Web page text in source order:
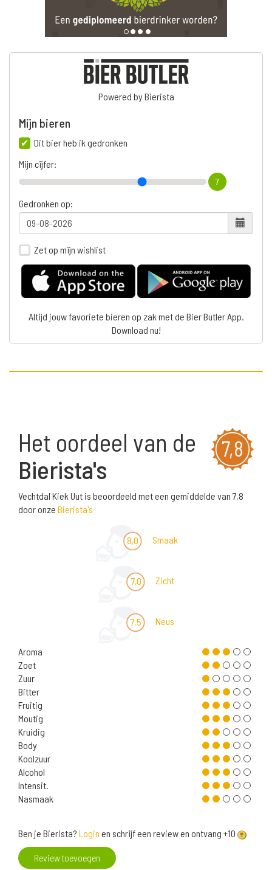
Powered by Bierista
Mijn bieren
Dit bier heb ik gedronken
Mijn cijfer:
7
Gedronken op:
Zet op mijn wishlist
Altijd jouw favoriete bieren op zak met de Bier Butler App.
Download nu!
7,8
Het oordeel van de
Bierista's
Vechtdal Kiek Uut is beoordeeld met een gemiddelde van 7,8
door onze Bierista's
8,0 Smaak
7,0 Zicht
7,5 Neus
Aroma
Zoet
Zuur
Bitter
Fruitig
Moutig
Kruidig
Body
Koolzuur
Alcohol
Intensit.
Nasmaak
Ben je Bierista? Login en schrijf een review en ontvang +10
Review toevoegen